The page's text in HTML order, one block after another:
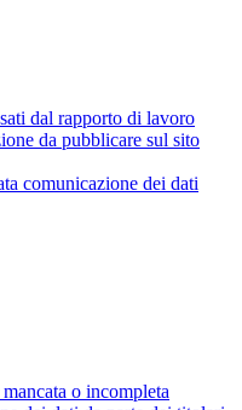
dal rapporto di lavoro
da pubblicare sul sito
comunicazione dei dati
o incompleta